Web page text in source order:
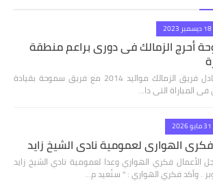
18 ديسمبر 2023
أحرج الزمالك فى دورى براعم منطقة
كتب -مسعد مجاهد تعادل فريق الزمالك مواليد 2014 مع فريق سموحة بقيادة
المباراة التى دا…
31 مايو 2026
الهواري لعمومية نادي الشيخ زايد
الأعمال فكري الهواري وعدا لعمومية نادي الشيخ زايد
. وأكد فكري الهواري : " سنُعيد م…